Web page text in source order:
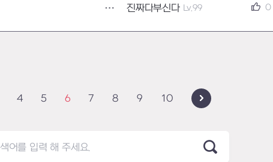
진짜다부신다 Lv.99 0
4 5 6 7 8 9 10